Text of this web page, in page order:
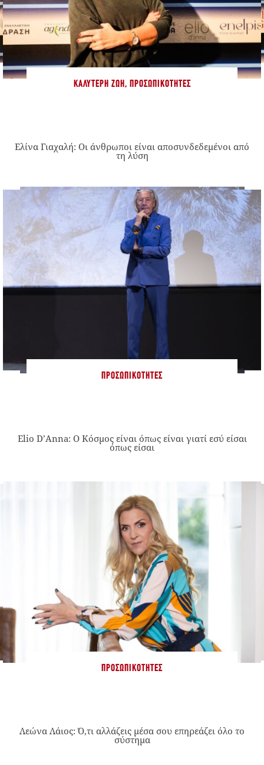
ΚΑΛΎΤΕΡΗ ΖΩΉ, ΠΡΟΣΩΠΙΚΌΤΗΤΕΣ
Ελίνα Γιαχαλή: Οι άνθρωποι είναι αποσυνδεδεμένοι από
τη λύση
ΠΡΟΣΩΠΙΚΌΤΗΤΕΣ
Elio D’Anna: Ο Κόσμος είναι όπως είναι γιατί εσύ είσαι
όπως είσαι
ΠΡΟΣΩΠΙΚΌΤΗΤΕΣ
Λεώνα Λάιος: Ό,τι αλλάζεις μέσα σου επηρεάζει όλο το
σύστημα